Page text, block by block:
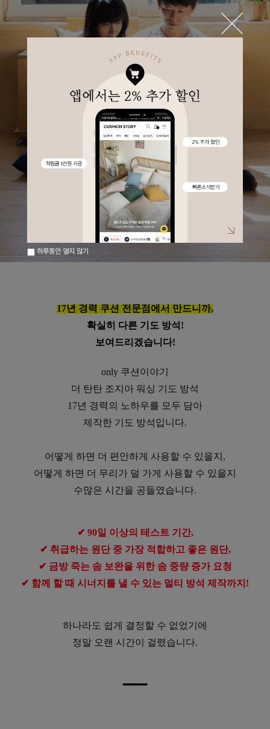
17년 경력 쿠션 전문점에서 만드니까,
확실히 다른 기도 방석!
보여드리겠습니다!
only 쿠션이야기
더 탄탄 조지아 워싱 기도 방석
17년 경력의 노하우를 모두 담아
제작한 기도 방석입니다.
어떻게 하면 더 편안하게 사용할 수 있을지,
어떻게 하면 더 무리가 덜 가게 사용할 수 있을지
수많은 시간을 공들였습니다.
✔ 90일 이상의 테스트 기간,
✔ 취급하는 원단 중 가장 적합하고 좋은 원단,
✔ 금방 죽는 솜 보완을 위한 솜 중량 증가 요청
✔ 함께 할 때 시너지를 낼 수 있는 멀티 방석 제작까지!
하나라도 쉽게 결정할 수 없었기에
정말 오랜 시간이 걸렸습니다.
━━━━
하루동안 열지 않기